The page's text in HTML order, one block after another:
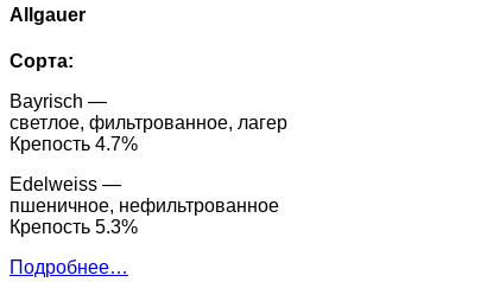
Allgauer
Сорта:
Bayrisch —
светлое, фильтрованное, лагер
Крепость 4.7%
Edelweiss —
пшеничное, нефильтрованное
Крепость 5.3%
Подробнее…